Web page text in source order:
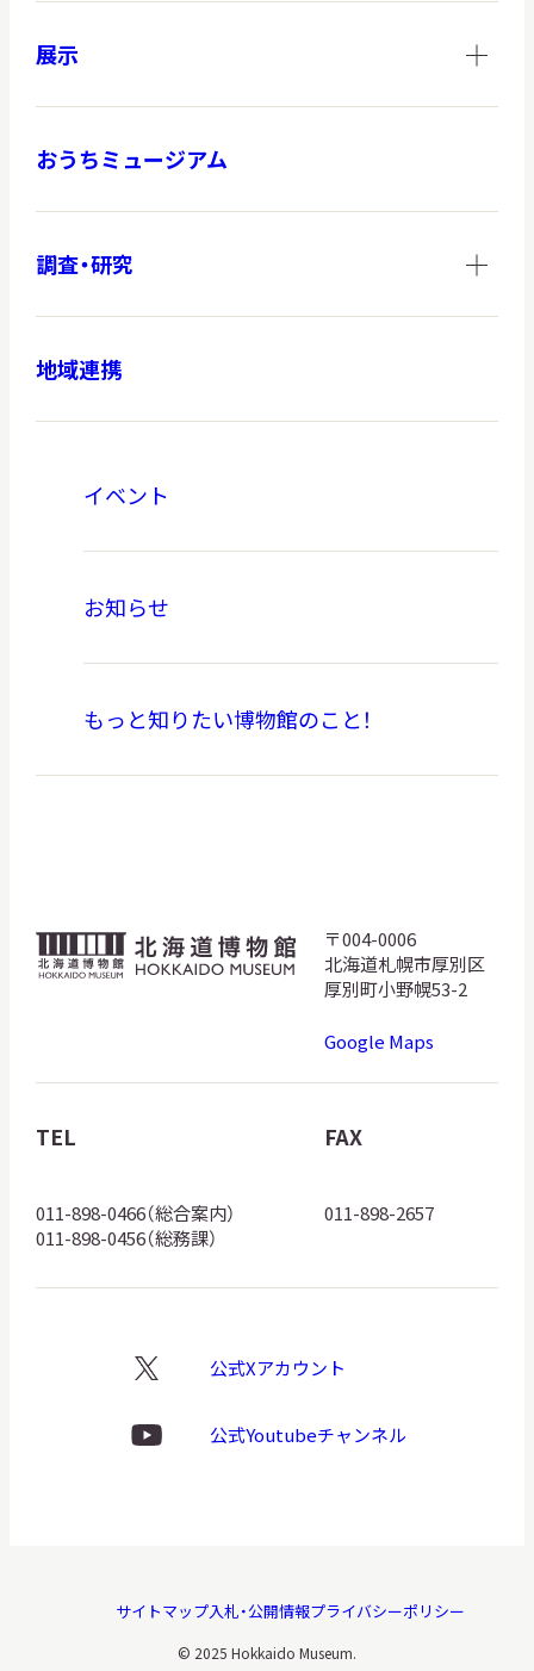
展示
おうちミュージアム
調査・研究
地域連携
イベント
お知らせ
もっと知りたい博物館のこと！
北
海
物
館
ゴ
〒004-0006
北海道札幌市厚別区
厚別町小野幌53-2
Google Maps
TEL
011-898-0466（総合案内）
011-898-0456（総務課）
FAX
011-898-2657
X
ゴ
公式Xアカウント
Youtube
公式Youtubeチャンネル
サイトマップ入札・公開情報プライバシーポリシー
© 2025 Hokkaido Museum.